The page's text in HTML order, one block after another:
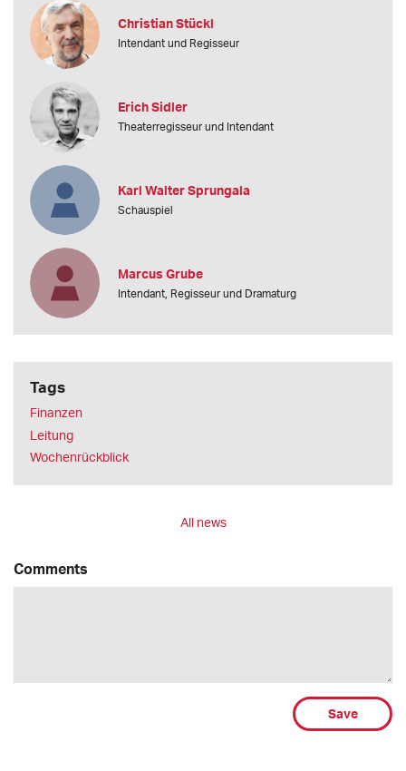
Christian Stückl
Intendant und Regisseur
Erich Sidler
Theaterregisseur und Intendant
Karl Walter Sprungala
Schauspiel
Marcus Grube
Intendant, Regisseur und Dramaturg
Tags
Finanzen
Leitung
Wochenrückblick
All news
Comments
Save